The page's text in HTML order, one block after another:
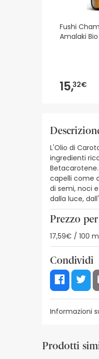
Fushi
Amalaki
15,32€
L'Olio di
ingredienti
capelli come
di semi, noci
dalla luce,
Prezzo
17,59€ / 100
Condividi
Informazioni
Risorse per
Prodotti